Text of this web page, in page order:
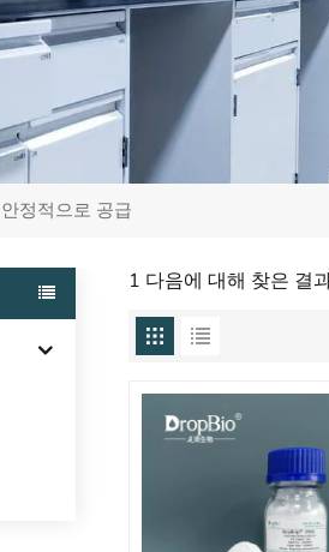
정적으로 공급
1 다음에 대해 찾은 결